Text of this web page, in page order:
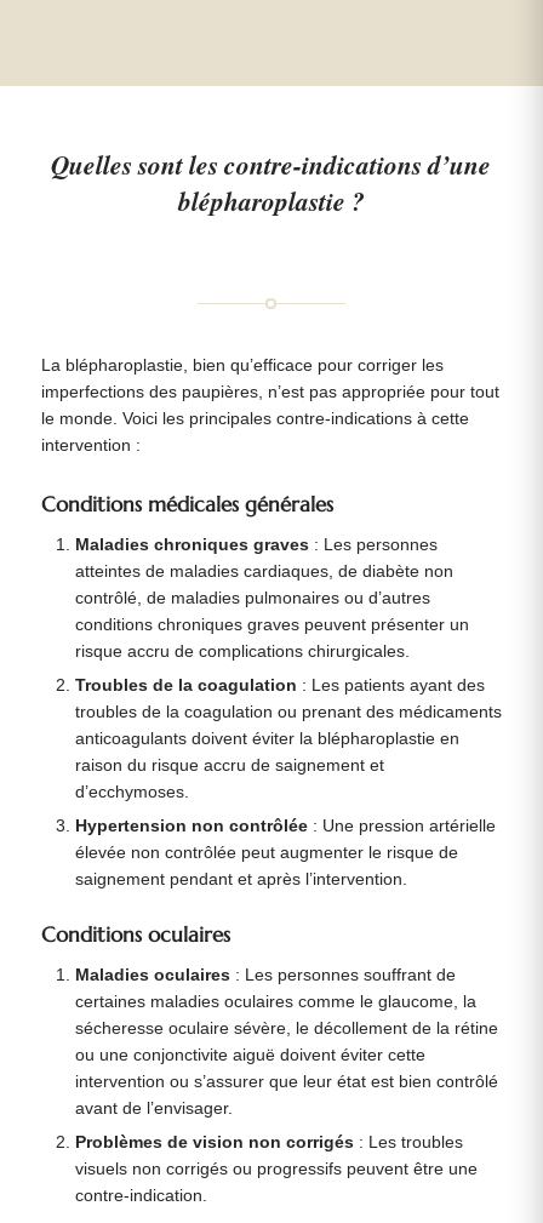
Quelles sont les contre-indications d’une
blépharoplastie ?
La blépharoplastie, bien qu’efficace pour corriger les
imperfections des paupières, n’est pas appropriée pour tout
le monde. Voici les principales contre-indications à cette
intervention :
Conditions médicales générales
Maladies chroniques graves : Les personnes
atteintes de maladies cardiaques, de diabète non
contrôlé, de maladies pulmonaires ou d’autres
conditions chroniques graves peuvent présenter un
risque accru de complications chirurgicales.
Troubles de la coagulation : Les patients ayant des
troubles de la coagulation ou prenant des médicaments
anticoagulants doivent éviter la blépharoplastie en
raison du risque accru de saignement et
d’ecchymoses.
Hypertension non contrôlée : Une pression artérielle
élevée non contrôlée peut augmenter le risque de
saignement pendant et après l’intervention.
Conditions oculaires
Maladies oculaires : Les personnes souffrant de
certaines maladies oculaires comme le glaucome, la
sécheresse oculaire sévère, le décollement de la rétine
ou une conjonctivite aiguë doivent éviter cette
intervention ou s’assurer que leur état est bien contrôlé
avant de l’envisager.
Problèmes de vision non corrigés : Les troubles
visuels non corrigés ou progressifs peuvent être une
contre-indication.